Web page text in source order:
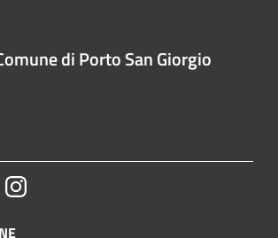
di Porto San Giorgio
Instagram